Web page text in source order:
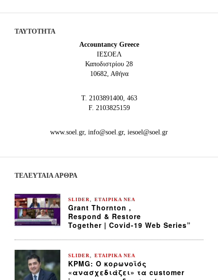
ΤΑΥΤΟΤΗΤΑ
Accountancy Greece
IEΣΟΕΛ
Καποδιστρίου 28
10682, Αθήνα
Τ. 2103891400, 463
F. 2103825159
www.soel.gr, info@soel.gr, iesoel@soel.gr
ΤΕΛΕΥΤΑΙΑ ΆΡΘΡΑ
SLIDER ΕΤΑΙΡΙΚΑ ΝΕΑ
Grant Thornton ,
Respond & Restore
Together | Covid-19 Web Series”
SLIDER ΕΤΑΙΡΙΚΑ ΝΕΑ
KPMG: Ο κορωνοϊός
«ανασχεδιάζει» τα customer